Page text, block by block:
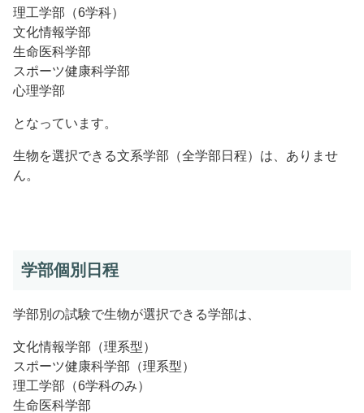
理工学部（6学科）
文化情報学部
生命医科学部
スポーツ健康科学部
心理学部
となっています。
生物を選択できる文系学部（全学部日程）は、ありませ
ん。
学部個別日程
学部別の試験で生物が選択できる学部は、
文化情報学部（理系型）
スポーツ健康科学部（理系型）
理工学部（6学科のみ）
生命医科学部